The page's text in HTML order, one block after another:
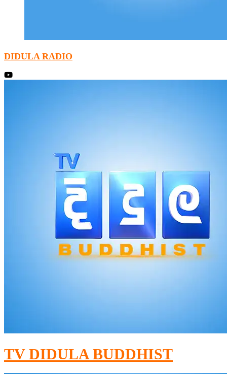
DIDULA RADIO
TV DIDULA BUDDHIST​